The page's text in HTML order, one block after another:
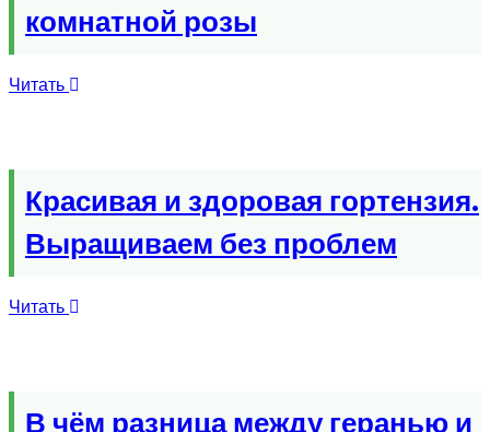
комнатной розы
Читать
Красивая и здоровая гортензия.
Выращиваем без проблем
Читать
В чём разница между геранью и